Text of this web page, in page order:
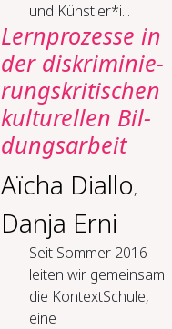
und Künstler*i...
Lern­pro­zes­se in
der dis­kri­mi­nie­
rungs­kri­ti­schen
kul­tu­rel­len Bil­
dungs­ar­beit
Aïcha Diallo,
Danja Erni
Seit Sommer 2016
leiten wir gemeinsam
die KontextSchule,
eine